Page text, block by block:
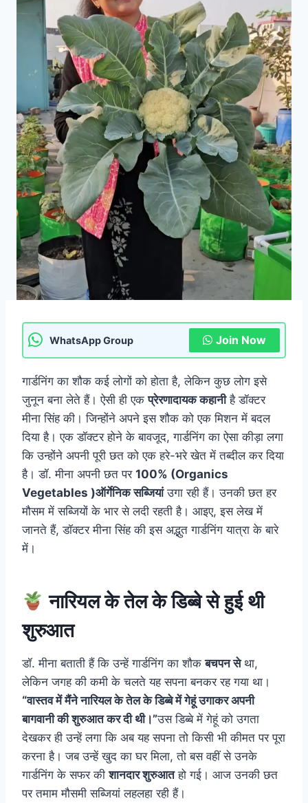
WhatsApp Group Join Now
गार्डनिंग का शौक कई लोगों को होता है, लेकिन कुछ लोग इसे
जुनून बना लेते हैं। ऐसी ही एकप्रेरणादायक कहानीहै डॉक्टर
मीना सिंह की। जिन्होंने अपने इस शौक को एक मिशन में बदल
दिया है। एक डॉक्टर होने के बावजूद, गार्डनिंग का ऐसा कीड़ा लगा
कि उन्होंने अपनी पूरी छत को एक हरे-भरे खेत में तब्दील कर दिया
है। डॉ. मीना अपनी छत पर 100% (Organics
Vegetables )ऑर्गेनिक सब्जियांउगा रही हैं। उनकी छत हर
मौसम में सब्जियों के भार से लदी रहती है। आइए, इस लेख में
जानते हैं, डॉक्टर मीना सिंह की इस अद्भुत गार्डनिंग यात्रा के बारे
में।
नारियल के तेल के डिब्बे से हुई थी
शुरुआत
डॉ. मीना बताती हैं कि उन्हें गार्डनिंग का शौकबचपन सेथा,
लेकिन जगह की कमी के चलते यह सपना बनकर रह गया था।
“वास्तव में मैंने नारियल के तेल के डिब्बे में गेहूं उगाकर अपनी
बागवानी की शुरुआत कर दी थी।”उस डिब्बे में गेहूं को उगता
देखकर ही उन्हें लगा कि अब यह सपना तो किसी भी कीमत पर पूरा
करना है। जब उन्हें खुद का घर मिला, तो बस वहीं से उनके
गार्डनिंग के सफर कीशानदार शुरुआतहो गई। आज उनकी छत
पर तमाम मौसमी सब्जियां लहलहा रही हैं।